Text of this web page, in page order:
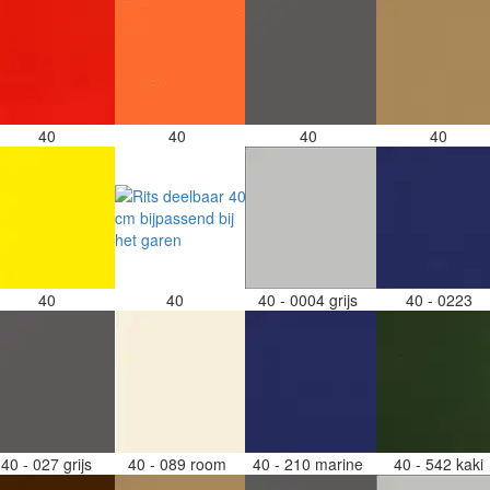
40 40 40 40
40 40 40 - 0004 grijs 40 - 0223
40 - 027 grijs 40 - 089 room 40 - 210 marine 40 - 542 kaki